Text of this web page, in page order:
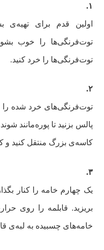
۱.
اولین قدم برای
توت‌فرنگی‌ها را خوب
توت‌فرنگی‌ها را خرد کنید‌.
۲.
توت‌فرنگی‌های خرد شده را
پالس بزنید تا پوره‌مانند
کاسه‌ی بزرگ منتقل کنید و
۳.
یک چهارم خامه را کنار
بریزید. قابلمه را روی
خامه‌های چسبیده به لبه‌ی